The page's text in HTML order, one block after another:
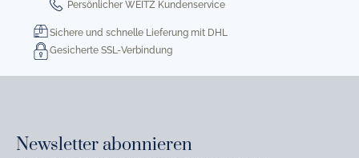
Persönlicher WEITZ Kundenservice
Sichere und schnelle Lieferung mit DHL
Gesicherte SSL-Verbindung
Newsletter abonnieren